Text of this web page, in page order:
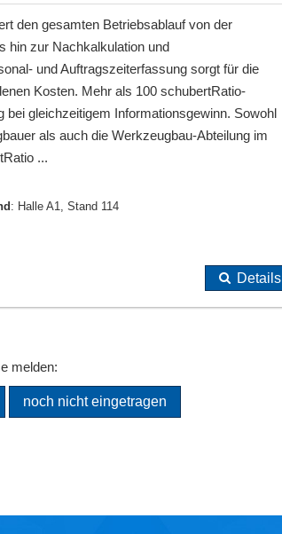
den gesamten Betriebsablauf von der
hin zur Nachkalkulation und
und Auftragszeiterfassung sorgt für die
Kosten. Mehr als 100 schubertRatio-
bei gleichzeitigem Informationsgewinn. Sowohl
als auch die Werkzeugbau-Abteilung im
...
: Halle A1, Stand 114
Details
melden:
noch nicht eingetragen